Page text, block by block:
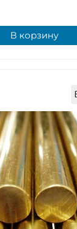
В корзину